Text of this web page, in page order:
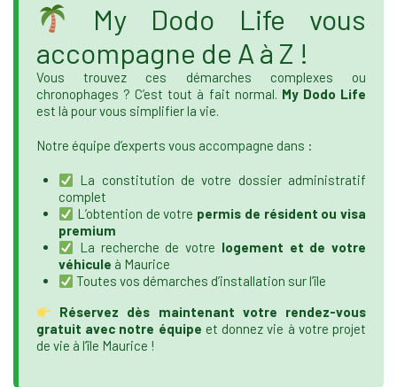
My Dodo Life vous
accompagne de A à Z !
Vous trouvez ces démarches complexes ou
chronophages ? C’est tout à fait normal. My Dodo Life
est là pour vous simplifier la vie.
Notre équipe d’experts vous accompagne dans :
La constitution de votre dossier administratif
complet
L’obtention de votre permis de résident ou visa
premium
La recherche de votre logement et de votre
véhicule à Maurice
Toutes vos démarches d’installation sur l’île
Réservez dès maintenant votre rendez-vous
gratuit avec notre équipe et donnez vie à votre projet
de vie à l’île Maurice !